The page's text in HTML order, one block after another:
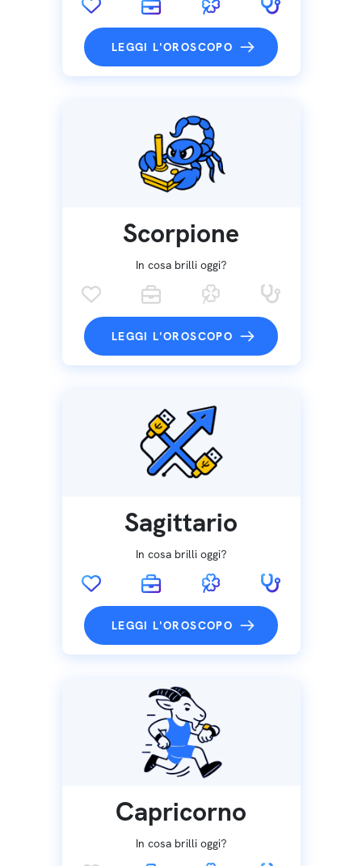
LEGGI L'OROSCOPO
Scorpione
In cosa brilli oggi?
LEGGI L'OROSCOPO
Sagittario
In cosa brilli oggi?
LEGGI L'OROSCOPO
Capricorno
In cosa brilli oggi?